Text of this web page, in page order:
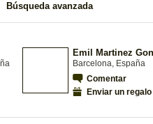
Búsqueda avanzada
Emil Martinez
Barcelona, España
Comentar
Enviar un regalo